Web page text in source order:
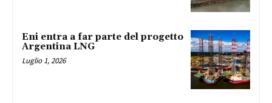
Eni entra a far parte del progetto
Argentina LNG
Luglio 1, 2026